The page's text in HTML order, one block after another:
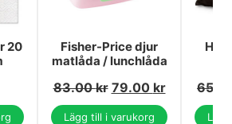
20
Fisher-Price djur
matlåda / lunchlåda
83.00kr 79.00 kr
Lägg till i varukorg